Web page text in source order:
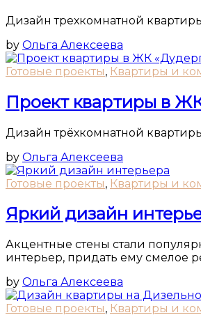
Дизайн трехкомнатной
by Ольга Алексеева
Готовые проекты, Квартиры и
Проект квартиры в
Дизайн трёхкомнатной
by Ольга Алексеева
Готовые проекты, Квартиры и
Яркий дизайн
Акцентные стены стали
интерьер, придать ему смелое
by Ольга Алексеева
Готовые проекты, Квартиры и